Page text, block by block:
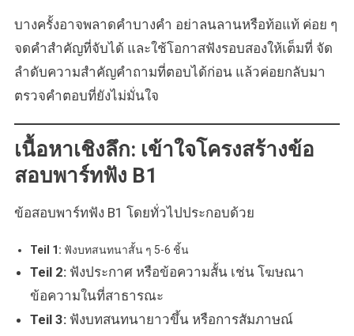
บางครั้งอาจพลาดคำบางคำ อย่าลนลานหรือท้อแท้ ค่อย ๆ
จดคำสำคัญที่จับได้ และใช้โอกาสฟังรอบสองให้เต็มที่ จัด
ลำดับความสำคัญคำถามที่ตอบได้ก่อน แล้วค่อยกลับมา
ตรวจคำตอบที่ยังไม่มั่นใจ
เนื้อหาเชิงลึก: เข้าใจโครงสร้างข้อ
สอบพาร์ทฟัง B1
ข้อสอบพาร์ทฟัง B1 โดยทั่วไปประกอบด้วย
Teil 1: ฟังบทสนทนาสั้น ๆ 5-6 ชิ้น
Teil 2:ฟังประกาศ หรือข้อความสั้น เช่น โฆษณา
ข้อความในที่สาธารณะ
Teil 3:ฟังบทสนทนายาวขึ้น หรือการสัมภาษณ์